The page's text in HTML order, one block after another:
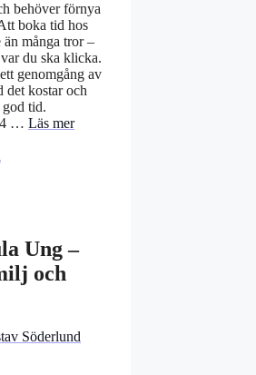
behöver förnya
boka tid hos
än många tror –
du ska klicka.
genomgång av
det kostar och
tid.
… Läs mer
Ung –
och
Söderlund